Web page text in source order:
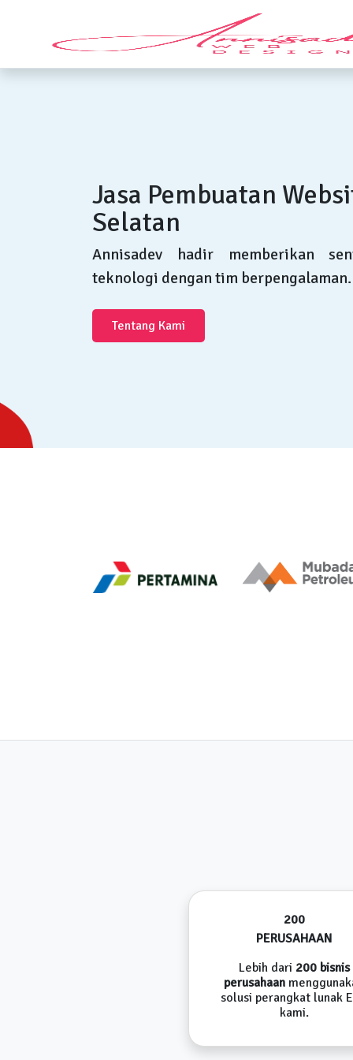
Jasa Pembuatan
Selatan
Annisadev hadir memberikan
teknologi dengan tim berpengalaman.
Tentang Kami
200
PERUSAHAAN
Lebih dari 200 bisnis
perusahaan
solusi perangkat lunak
kami.